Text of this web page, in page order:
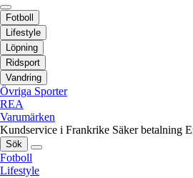
Fotboll
Lifestyle
Löpning
Ridsport
Vandring
Övriga Sporter
REA
Varumärken
Kundservice i Frankrike Säker betalning
Sök
Fotboll
Lifestyle